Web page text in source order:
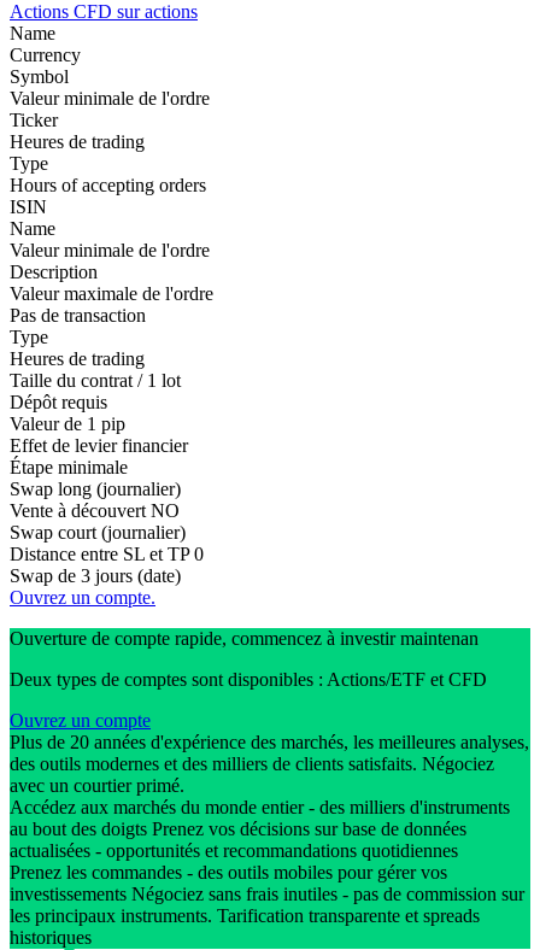
Actions CFD sur actions
Name
Currency
Symbol
Valeur minimale de l'ordre
Ticker
Heures de trading
Type
Hours of accepting orders
ISIN
Name
Valeur minimale de l'ordre
Description
Valeur maximale de l'ordre
Pas de transaction
Type
Heures de trading
Taille du contrat / 1 lot
Dépôt requis
Valeur de 1 pip
Effet de levier financier
Étape minimale
Swap long (journalier)
Vente à découvert NO
Swap court (journalier)
Distance entre SL et TP 0
Swap de 3 jours (date)
Ouvrez un compte.
Ouverture de compte rapide, commencez à investir maintenan
Deux types de comptes sont disponibles : Actions/ETF et CFD
Ouvrez un compte
Plus de 20 années d'expérience des marchés, les meilleures analyses,
des outils modernes et des milliers de clients satisfaits. Négociez
avec un courtier primé.
Accédez aux marchés du monde entier - des milliers d'instruments
au bout des doigts Prenez vos décisions sur base de données
actualisées - opportunités et recommandations quotidiennes
Prenez les commandes - des outils mobiles pour gérer vos
investissements Négociez sans frais inutiles - pas de commission sur
les principaux instruments. Tarification transparente et spreads
historiques